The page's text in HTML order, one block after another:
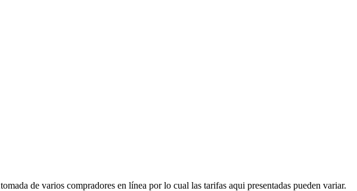
de varios compradores en línea por lo cual las tarifas aqui presentadas pueden variar.